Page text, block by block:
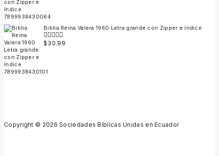
Biblia Reina Valera 1960 Letra grande con Zipper e índice
0
$30.99
Copyright © 2026 Sociedades Bíblicas Unidas en Ecuador